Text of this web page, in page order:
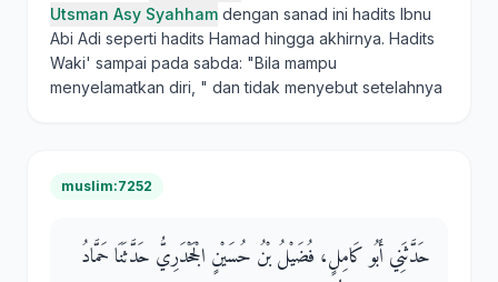
Utsman Asy Syahham dengan sanad ini hadits Ibnu
Abi Adi seperti hadits Hamad hingga akhirnya. Hadits
Waki' sampai pada sabda: "Bila mampu
menyelamatkan diri, " dan tidak menyebut setelahnya
muslim:7252
حَدَّثَنِي أَبُو كَامِلٍ، فُضَيْلُ بْنُ حُسَيْنٍ الْجَحْدَرِيُّ حَدَّثَنَا حَمَّادُ